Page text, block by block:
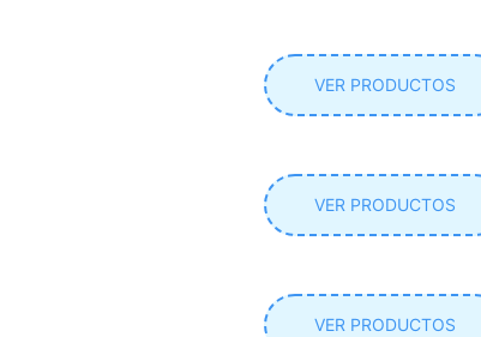
VER PRODUCTOS
VER PRODUCTOS
VER PRODUCTOS